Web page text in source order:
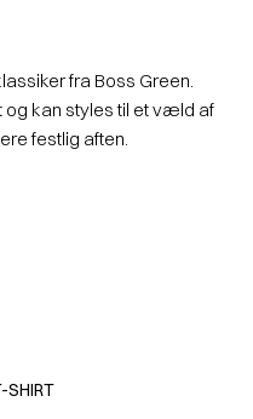
fra Boss Green.
kan styles til et væld af
festlig aften.
SHIRT